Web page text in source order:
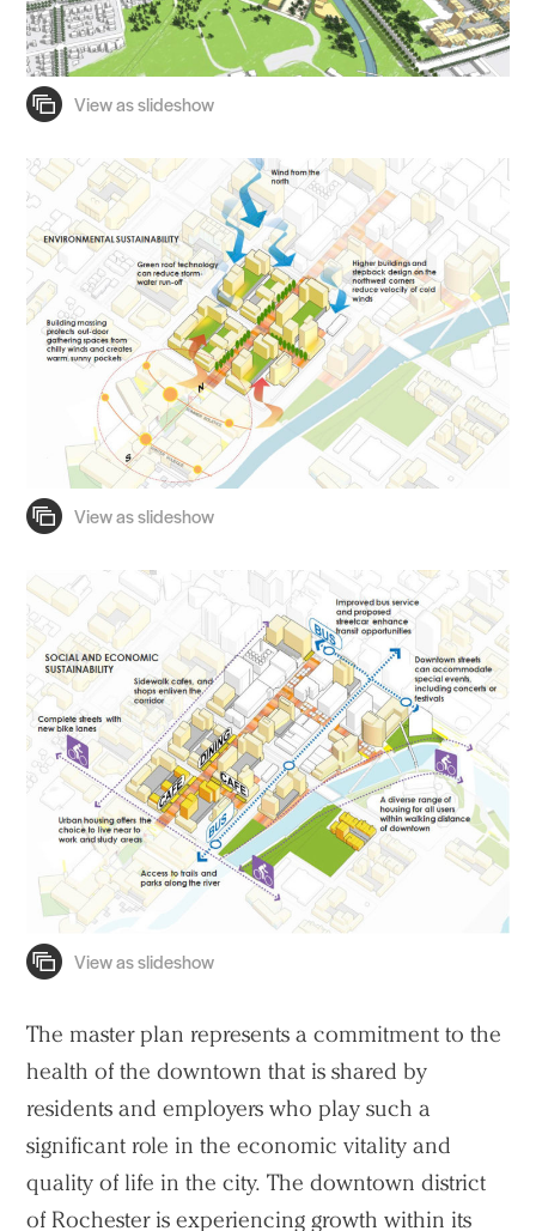
The master plan represents a commitment to the
health of the downtown that is shared by
residents and employers who play such a
significant role in the economic vitality and
quality of life in the city. The downtown district
of Rochester is experiencing growth within its
Practice
Projects
People
Voices
Search Sasaki